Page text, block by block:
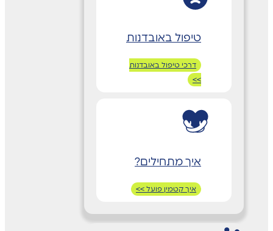
טיפול באובדנות
דרכי טיפול באובדנות
>>
איך מתחילים?
איך קטמין פועל >>